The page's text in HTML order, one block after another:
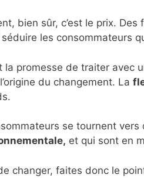
bien sûr, c’est le prix.
les consommateurs
la promesse de traiter
du changement. La
se tournent
et qui sont en
changer, faites donc le